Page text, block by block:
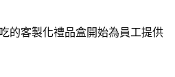
的客製化禮品盒開始為員工提供